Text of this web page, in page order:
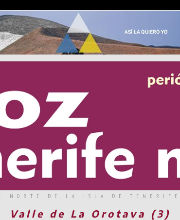
NORTE DE LA ISLA DE
Valle de La Orotava (3)